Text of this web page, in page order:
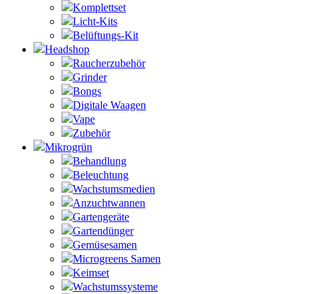
Komplettset
Licht-Kits
Belüftungs-Kit
Headshop
Raucherzubehör
Grinder
Bongs
Digitale Waagen
Vape
Zubehör
Mikrogrün
Behandlung
Beleuchtung
Wachstumsmedien
Anzuchtwannen
Gartengeräte
Gartendünger
Gemüsesamen
Microgreens Samen
Keimset
Wachstumssysteme